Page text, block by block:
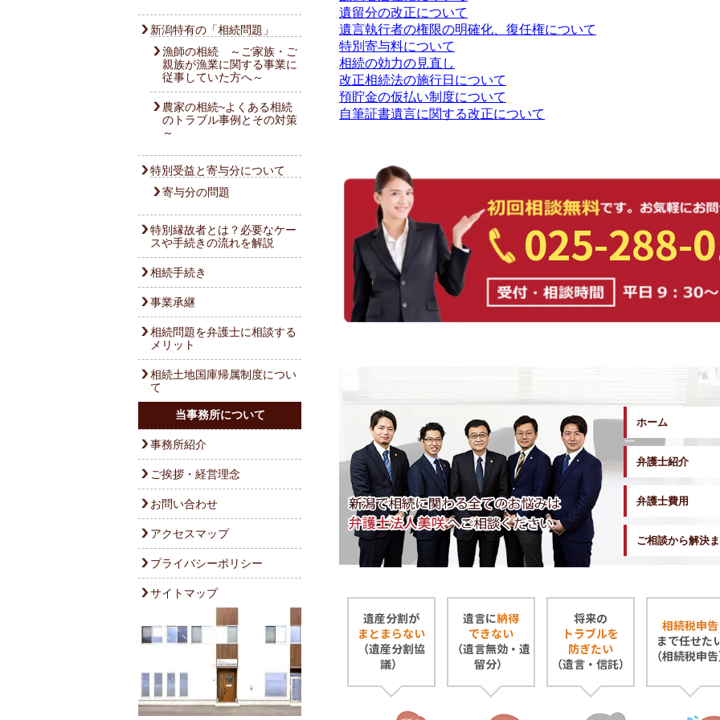
新潟特有の「相続問題」
漁師の相続 ～ご家族・ご
親族が漁業に関する事業に
従事していた方へ～
農家の相続~よくある相続
のトラブル事例とその対策
～
特別受益と寄与分について
寄与分の問題
特別縁故者とは？必要なケー
スや手続きの流れを解説
相続手続き
事業承継
相続問題を弁護士に相談する
メリット
相続土地国庫帰属制度につい
て
当事務所について
事務所紹介
ご挨拶・経営理念
お問い合わせ
アクセスマップ
プライバシーポリシー
サイトマップ
遺留分の改正について
遺言執行者の権限の明確化、復任権について
特別寄与料について
相続の効力の見直し
改正相続法の施行日について
預貯金の仮払い制度について
自筆証書遺言に関する改正について
025-288-
ホーム
弁護士紹介
弁護士費用
ご相談から解決
遺産分割が
まとまらない
（遺産分割協
議）
遺言に納得
できない
（遺言無効・遺
留分）
将来の
トラブルを
防ぎたい
（遺言・信託）
相続税申告
まで任せた
（相続税申